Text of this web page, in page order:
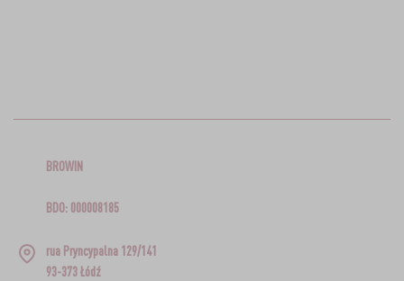
BROWIN
BDO: 000008185
rua Pryncypalna 129/141
93-373 Łódź